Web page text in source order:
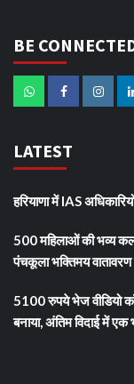
BE
LATEST
हरियाणा में IAS
500 महिलाओं की भव्य
पंचकूला भक्तिमय वातावरण
5100 रुपये भेज वीडियो
बनाया, अंतिम विदाई में एक